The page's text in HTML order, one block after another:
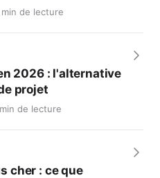
min de lecture
2026 : l'alternative
projet
de lecture
cher : ce que